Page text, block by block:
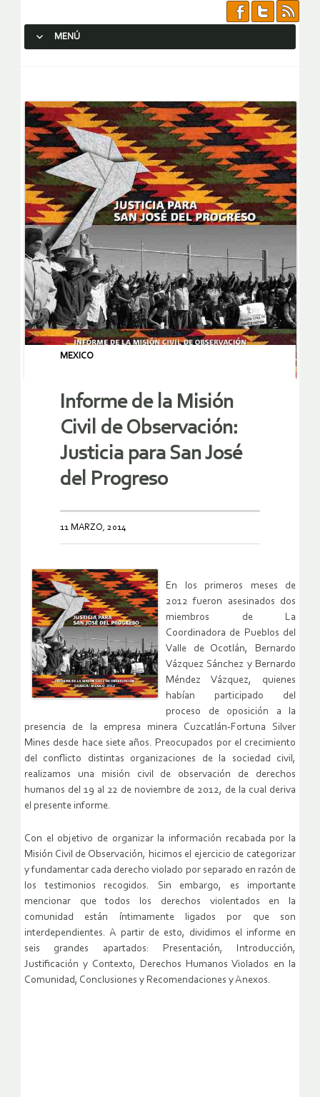
MENÚ
MEXICO
Informe de la Misión
Civil de Observación:
Justicia para San José
del Progreso
11 MARZO, 2014
En los primeros meses de
2012 fueron asesinados dos
miembros de La
Coordinadora de Pueblos del
Valle de Ocotlán, Bernardo
Vázquez Sánchez y Bernardo
Méndez Vázquez, quienes
habían participado del
proceso de oposición a la
presencia de la empresa minera Cuzcatlán-Fortuna Silver
Mines desde hace siete años. Preocupados por el crecimiento
del conflicto distintas organizaciones de la sociedad civil,
realizamos una misión civil de observación de derechos
humanos del 19 al 22 de noviembre de 2012, de la cual deriva
el presente informe.
Con el objetivo de organizar la información recabada por la
Misión Civil de Observación, hicimos el ejercicio de categorizar
y fundamentar cada derecho violado por separado en razón de
los testimonios recogidos. Sin embargo, es importante
mencionar que todos los derechos violentados en la
comunidad están íntimamente ligados por que son
interdependientes. A partir de esto, dividimos el informe en
seis grandes apartados: Presentación, Introducción,
Justificación y Contexto, Derechos Humanos Violados en la
Comunidad, Conclusiones y Recomendaciones y Anexos.